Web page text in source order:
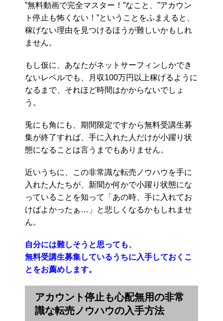
”無料動画で完全マスター！”なこと、”アカウン
ト停止も怖くない！”ということをふまえると、
稼げない理由を見つけるほうが難しいかもしれ
ません。
もし仮に、あなたがネットサーフィンしかでき
ないレベルでも、月収100万円以上稼げるように
なるまで、それほど時間はかからないでしょ
う。
兎にも角にも、期間限定ですから無料受講生募
集が終了すれば、手に入れた人だけが小躍り状
態になることは言うまでもありません。
近いうちに、この非常識な転売ノウハウを手に
入れた人たちが、新聞か何かで小躍り状態にな
っていることを知って「あの時、手に入れてお
けばよかったぁ…」と悲しくなるかもしれませ
ん。
自分には難しそうと思っても、
無料受講生募集しているうちに入手しておくこ
とをお薦めします。
アカウント停止も心配無用の非常
識な転売ノウハウの入手方法